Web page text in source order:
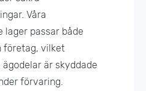
Våra
lager passar både
företag, vilket
är skyddade
förvaring.